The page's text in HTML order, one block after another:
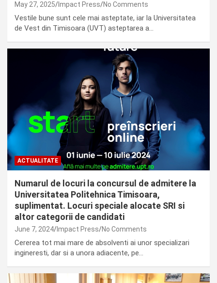
May 27, 2025 Impact Press No Comments
Vestile bune sunt cele mai asteptate, iar la Universitatea
de Vest din Timisoara (UVT) asteptarea a…
ACTUALITATE
Numarul de locuri la concursul de admitere la
Universitatea Politehnica Timisoara,
suplimentat. Locuri speciale alocate SRI si
altor categorii de candidati
June 7, 2024 Impact Press No Comments
Cererea tot mai mare de absolventi ai unor specializari
ingineresti, dar si a unora adiacente, pe…